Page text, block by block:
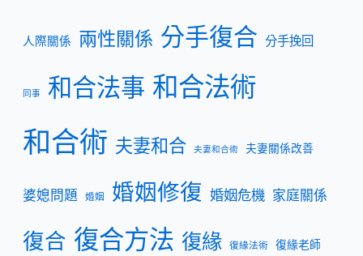
人際關係 兩性關係 分手復合 分手挽回
同事 和合法事 和合法術
和合術 夫妻和合 夫妻和合術 夫妻關係改善
婆媳問題 婚姻 婚姻修復 婚姻危機 家庭關係
復合 復合方法 復緣 復緣法術 復緣老師